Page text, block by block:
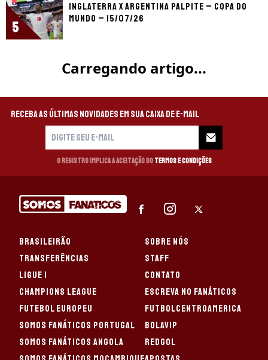
5
Inglaterra x Argentina palpite – Copa do
Mundo – 15/07/26
Carregando artigo...
Receba as últimas novidades em sua caixa de e-mail
O registro implica a aceitação do Termos e Condições
BRASILEIRÃO
TRANSFERÊNCIAS
LIGUE 1
CHAMPIONS LEAGUE
FUTEBOL EUROPEU
SOMOS FANÁTICOS PORTUGAL
SOMOS FANÁTICOS ANGOLA
SOBRE NÓS
STAFF
CONTATO
ESCREVA NO FANÁTICOS
FUTBOLCENTROAMERICA
BOLAVIP
REDGOL